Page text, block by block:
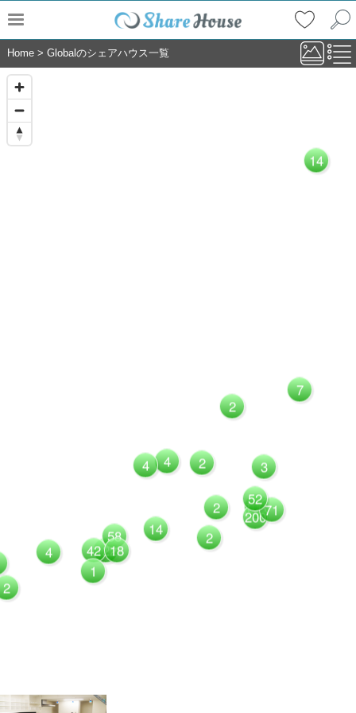
Home > Globalのシェアハウス一覧
1081
200
122
71
42
52
58
14
14
4
7
2
2
4
3
4
18
1
2
2
2